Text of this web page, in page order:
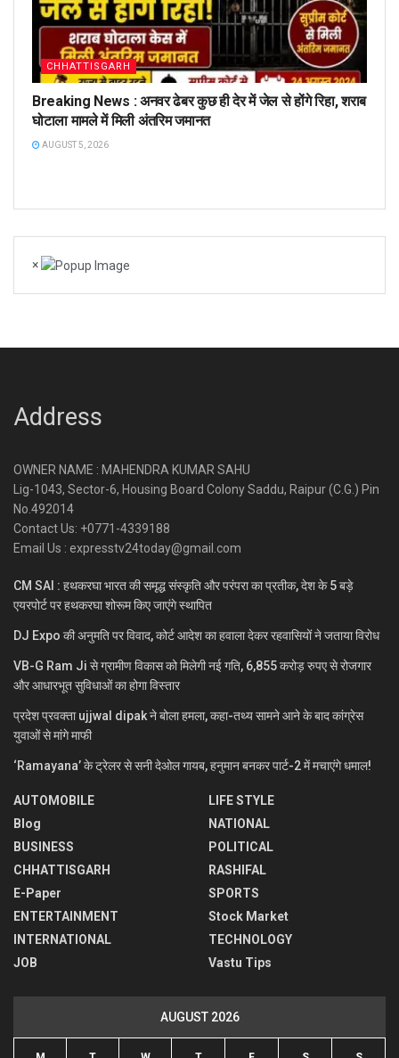
CHHATTISGARH
Breaking News : अनवर ढेबर कुछ ही देर में जेल से होंगे रिहा, शराब
घोटाला मामले में मिली अंतरिम जमानत
AUGUST 5, 2026
×
Address
OWNER NAME : MAHENDRA KUMAR SAHU
Lig-1043, Sector-6, Housing Board Colony Saddu, Raipur (C.G.) Pin
No.492014
Contact Us: +0771-4339188
Email Us : expresstv24today@gmail.com
CM SAI : हथकरघा भारत की समृद्ध संस्कृति और परंपरा का प्रतीक, देश के 5 बड़े
एयरपोर्ट पर हथकरघा शोरूम किए जाएंगे स्थापित
DJ Expo की अनुमति पर विवाद, कोर्ट आदेश का हवाला देकर रहवासियों ने जताया विरोध
VB-G Ram Ji से ग्रामीण विकास को मिलेगी नई गति, 6,855 करोड़ रुपए से रोजगार
और आधारभूत सुविधाओं का होगा विस्तार
प्रदेश प्रवक्ता ujjwal dipak ने बोला हमला, कहा-तथ्य सामने आने के बाद कांग्रेस
युवाओं से मांगे माफी
‘Ramayana’ के ट्रेलर से सनी देओल गायब, हनुमान बनकर पार्ट-2 में मचाएंगे धमाल!
AUTOMOBILE
Blog
BUSINESS
CHHATTISGARH
E-Paper
ENTERTAINMENT
INTERNATIONAL
JOB
LIFE STYLE
NATIONAL
POLITICAL
RASHIFAL
SPORTS
Stock Market
TECHNOLOGY
Vastu Tips
AUGUST 2026